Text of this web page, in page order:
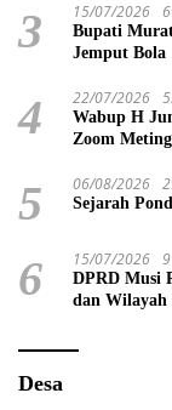
3 15/07/2026
Bupati
Jemput Bola
4 22/07/2026
Wabup H
Zoom
5 06/08/2026
Sejarah
6 15/07/2026
DPRD Musi
dan Wilayah
Desa